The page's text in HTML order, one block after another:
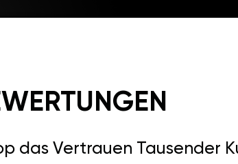
das Vertrauen Tausender